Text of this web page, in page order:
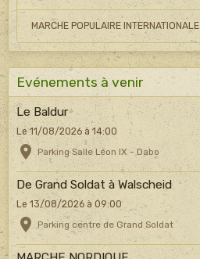
MARCHE POPULAIRE INTERNATIONALE
Evénements à venir
Le Baldur
Le 11/08/2026 à 14:00
Parking Salle Léon IX - Dabo
De Grand Soldat à Walscheid
Le 13/08/2026 à 09:00
Parking centre de Grand Soldat